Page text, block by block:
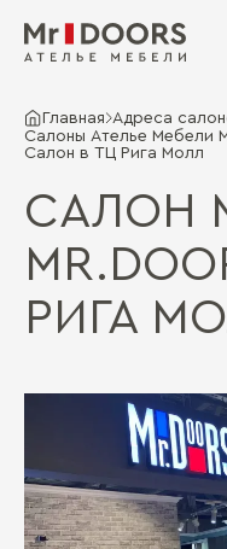
Главная Адреса
Салоны Ателье Мебели
Салон в ТЦ Рига Молл
САЛОН
РИГА